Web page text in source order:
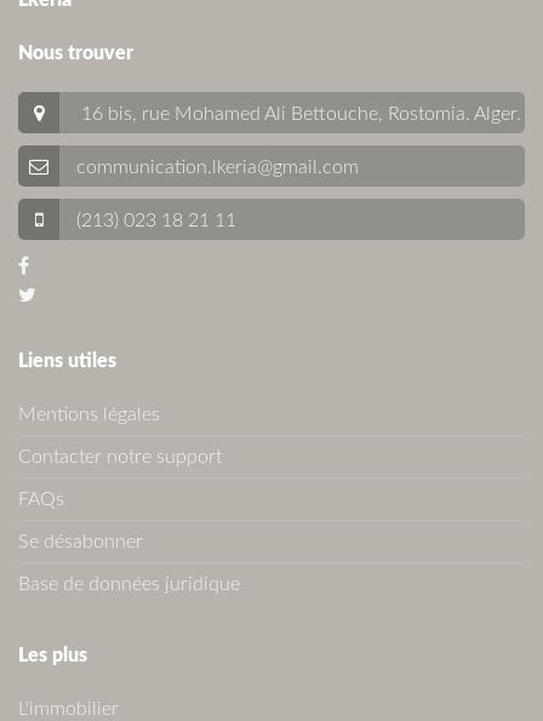
Nous trouver
16 bis, rue Mohamed Ali Bettouche, Rostomia. Alger.
communication.lkeria@gmail.com
(213) 023 18 21 11
Liens utiles
Mentions légales
Contacter notre support
FAQs
Se désabonner
Base de données juridique
Les plus
L'immobilier